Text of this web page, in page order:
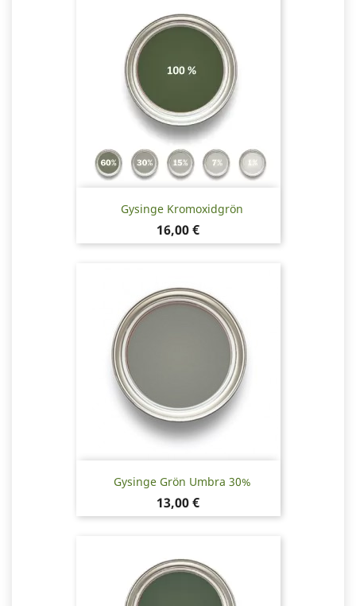
Gysinge Kromoxidgrön
Pris
16,00 €
Gysinge Grön Umbra 30%
Pris
13,00 €